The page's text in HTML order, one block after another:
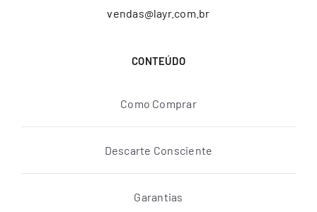
vendas@layr.com.br
CONTEÚDO
Como Comprar
Descarte Consciente
Garantias